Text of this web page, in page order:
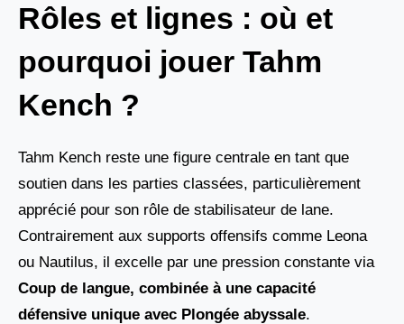
Rôles et lignes : où et
pourquoi jouer Tahm
Kench ?
Tahm Kench reste une figure centrale en tant que
soutien dans les parties classées, particulièrement
apprécié pour son rôle de stabilisateur de lane.
Contrairement aux supports offensifs comme Leona
ou Nautilus, il excelle par une pression constante via
Coup de langue, combinée à une capacité
défensive unique avec Plongée abyssale.